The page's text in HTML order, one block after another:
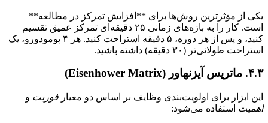
از مؤثرترین روش‌ها برای **افزایش تمرکز در مطالعه**
است. کار را به بازه‌های زمانی ۲۵ دقیقه‌ای تمرکز عمیق تقسیم
کنید، و پس از هر دوره، ۵ دقیقه استراحت کنید. هر ۴ پومودورو، یک
طولانی‌تر (۳۰ دقیقه) داشته باشید.
ابزار برای اولویت‌بندی وظایف بر اساس دو معیارفوریتو
استفاده می‌شود: